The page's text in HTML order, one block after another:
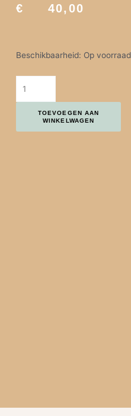
€ 40,00
Beschikbaarheid: Op voorraad
HIMALAYAN CEDERLEAF
TOEVOEGEN AAN
WINKELWAGEN